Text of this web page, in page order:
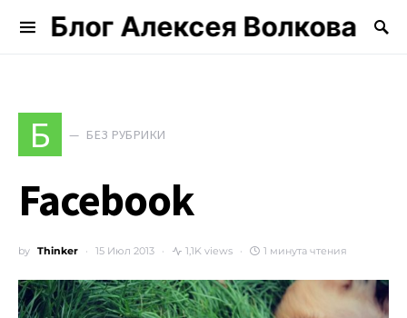
Блог Алексея Волкова
Search for:
Б БЕЗ РУБРИКИ
Facebook
by Thinker 15 Июл 2013 1,1K views 1 минута чтения